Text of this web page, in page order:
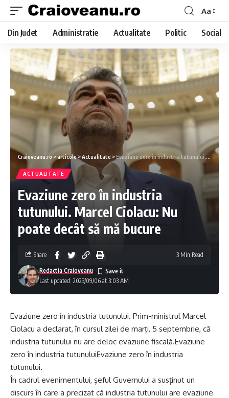
Aa
Din Judet Administratie Actualitate Politic Social
Craioveanu.ro > articole>Actualitate >Evaziune zero în industria tutunului. Marcel Ciolacu: Nu poate decât să mă bucure
ACTUALITATE
Evaziune zero în industria
tutunului. Marcel Ciolacu: Nu
poate decât să mă bucure
Last updated: 2023/09/06 at 3:03 AM
Redactia Craioveanu
Share 3 Min Read
Evaziune zero în industria tutunului. Prim-ministrul Marcel
Ciolacu a declarat, în cursul zilei de marți, 5 septembrie, că
industria tutunului nu are deloc evaziune fiscală.Evaziune
zero în industria tutunuluiEvaziune zero în industria
tutunului.
În cadrul evenimentului, șeful Guvernului a susținut un
discurs în care a precizat că industria tutunului are evaziune